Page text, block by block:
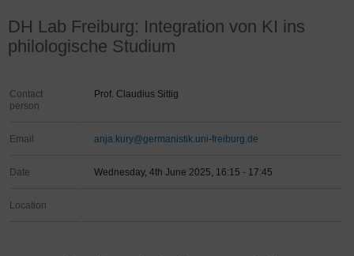
DH Lab Freiburg: Integration von KI ins
philologische Studium
Contact
person
Prof. Claudius Sittig
Email anja.kury@germanistik.uni-freiburg.de
Date Wednesday, 4th June 2025, 16:15 - 17:45
Location